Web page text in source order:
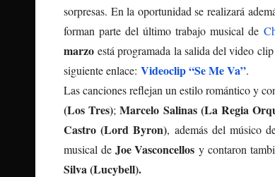
sorpresas. En la oportunidad se realizará
forman parte del último trabajo musical de
marzo está programada la salida del video
siguiente enlace: Videoclip “Se Me Va”.
Las canciones reflejan un estilo romántico y
(Los Tres);Marcelo Salinas (La Regia
Castro (Lord Byron), además del músico
musical de Joe Vasconcellosy contaron
Silva (Lucybell).